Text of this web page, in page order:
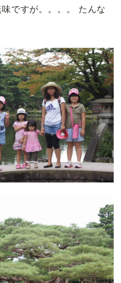
ですが。。。。 たんな